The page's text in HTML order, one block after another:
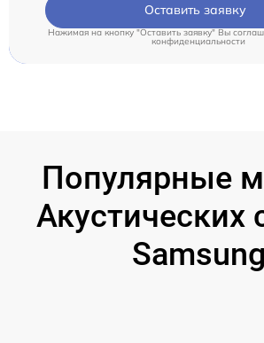
Оставить заявку
Нажимая на кнопку "Оставить заявку" Вы
конфиденциальности
Популярные
Акустических
Samsung